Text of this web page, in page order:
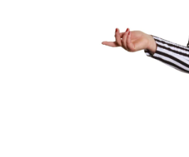
MAJKA TEXTILNÍ